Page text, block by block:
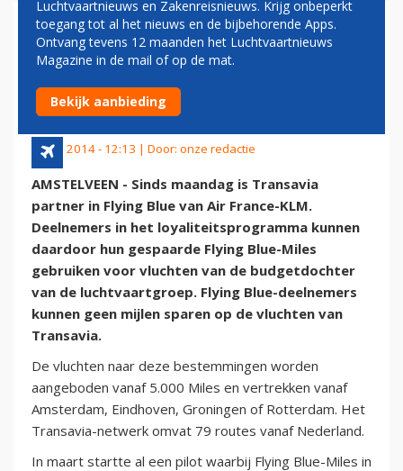
FLYING BLUE-MILES VANAF
NU OOK IN TE WISSELEN BIJ
TRANSAVIA
14 juli 2014 - 12:13 | Door: onze redactie
AMSTELVEEN - Sinds maandag is Transavia
partner in Flying Blue van Air France-KLM.
Deelnemers in het loyaliteitsprogramma kunnen
daardoor hun gespaarde Flying Blue-Miles
gebruiken voor vluchten van de budgetdochter
van de luchtvaartgroep. Flying Blue-deelnemers
kunnen geen mijlen sparen op de vluchten van
Transavia.
De vluchten naar deze bestemmingen worden
aangeboden vanaf 5.000 Miles en vertrekken vanaf
Amsterdam, Eindhoven, Groningen of Rotterdam. Het
Transavia-netwerk omvat 79 routes vanaf Nederland.
In maart startte al een pilot waarbij Flying Blue-Miles in
Luchtvaartnieuws en Zakenreisnieuws. Krijg onbeperkt
toegang tot al het nieuws en de bijbehorende Apps.
Ontvang tevens 12 maanden het Luchtvaartnieuws
Magazine in de mail of op de mat.
Bekijk aanbieding